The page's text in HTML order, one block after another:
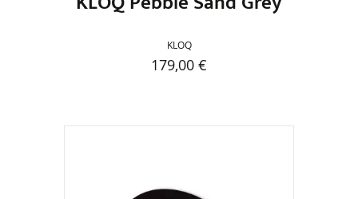
KLOQ
179,00 €
weist
auf.